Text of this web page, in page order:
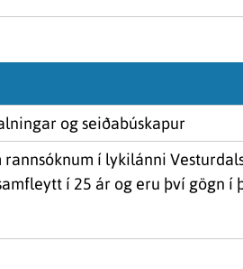
og seiðabúskapur
í lykilánni
í 25 ár og eru því gögn í